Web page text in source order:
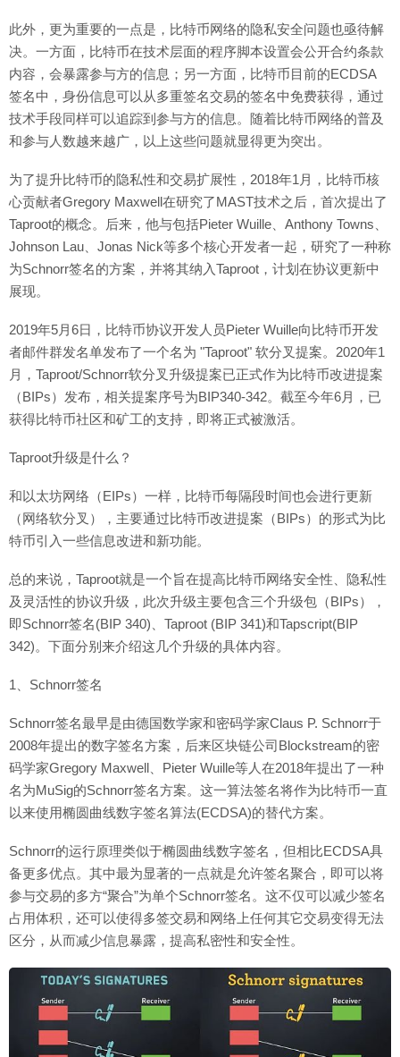
此外，更为重要的一点是，比特币网络的隐私安全问题也亟待解
决。一方面，比特币在技术层面的程序脚本设置会公开合约条款
内容，会暴露参与方的信息；另一方面，比特币目前的ECDSA
签名中，身份信息可以从多重签名交易的签名中免费获得，通过
技术手段同样可以追踪到参与方的信息。随着比特币网络的普及
和参与人数越来越广，以上这些问题就显得更为突出。
为了提升比特币的隐私性和交易扩展性，2018年1月，比特币核
心贡献者Gregory Maxwell在研究了MAST技术之后，首次提出了
Taproot的概念。后来，他与包括Pieter Wuille、Anthony Towns、
Johnson Lau、Jonas Nick等多个核心开发者一起，研究了一种称
为Schnorr签名的方案，并将其纳入Taproot，计划在协议更新中
展现。
2019年5月6日，比特币协议开发人员Pieter Wuille向比特币开发
者邮件群发名单发布了一个名为 "Taproot" 软分叉提案。2020年1
月，Taproot/Schnorr软分叉升级提案已正式作为比特币改进提案
（BIPs）发布，相关提案序号为BIP340-342。截至今年6月，已
获得比特币社区和矿工的支持，即将正式被激活。
Taproot升级是什么？
和以太坊网络（EIPs）一样，比特币每隔段时间也会进行更新
（网络软分叉），主要通过比特币改进提案（BIPs）的形式为比
特币引入一些信息改进和新功能。
总的来说，Taproot就是一个旨在提高比特币网络安全性、隐私性
及灵活性的协议升级，此次升级主要包含三个升级包（BIPs），
即Schnorr签名(BIP 340)、Taproot (BIP 341)和Tapscript(BIP
342)。下面分别来介绍这几个升级的具体内容。
1、Schnorr签名
Schnorr签名最早是由德国数学家和密码学家Claus P. Schnorr于
2008年提出的数字签名方案，后来区块链公司Blockstream的密
码学家Gregory Maxwell、Pieter Wuille等人在2018年提出了一种
名为MuSig的Schnorr签名方案。这一算法签名将作为比特币一直
以来使用椭圆曲线数字签名算法(ECDSA)的替代方案。
Schnorr的运行原理类似于椭圆曲线数字签名，但相比ECDSA具
备更多优点。其中最为显著的一点就是允许签名聚合，即可以将
参与交易的多方“聚合”为单个Schnorr签名。这不仅可以减少签名
占用体积，还可以使得多签交易和网络上任何其它交易变得无法
区分，从而减少信息暴露，提高私密性和安全性。